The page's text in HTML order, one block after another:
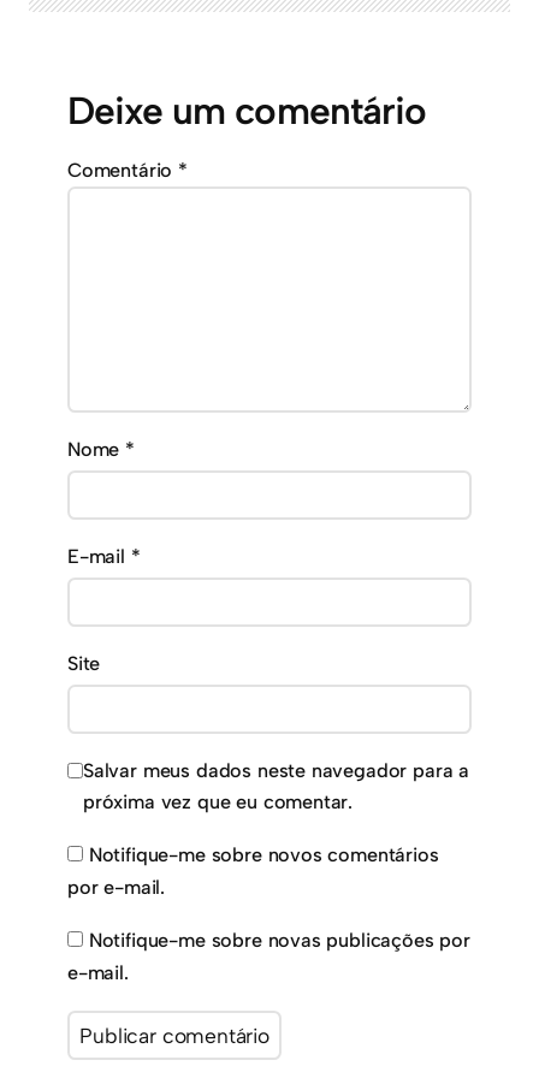
Deixe um comentário
Comentário *
Nome *
E-mail *
Site
Salvar meus dados neste navegador para a
próxima vez que eu comentar.
Notifique-me sobre novos comentários
por e-mail.
Notifique-me sobre novas publicações por
e-mail.